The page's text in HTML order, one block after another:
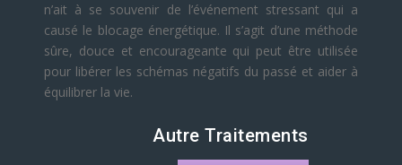
n’ait à se souvenir de l’événement stressant qui a
causé le blocage énergétique. Il s’agit d’une méthode
sûre, douce et encourageante qui peut être utilisée
pour libérer les schémas négatifs du passé et aider à
équilibrer la vie.
Autre Traitements